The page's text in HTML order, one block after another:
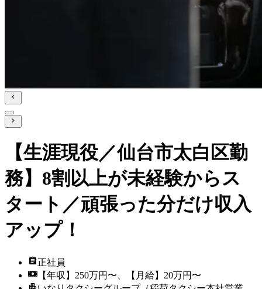
【生涯現役／仙台市太白区勤
務】8割以上が未経験からス
タート／頑張った分だけ収入
アップ！
正社員
【年収】250万円〜、【月給】20万円〜